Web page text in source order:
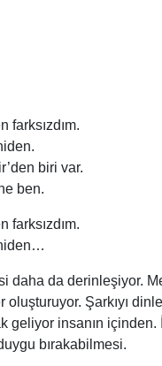
farksızdım.
biri var.
ben.
farksızdım.
daha da derinleşiyor.
Şarkıyı
geliyor insanın
bırakabilmesi.